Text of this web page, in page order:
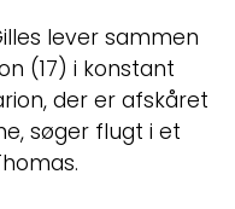
lever sammen
(17) i konstant
der er afskåret
søger flugt i et